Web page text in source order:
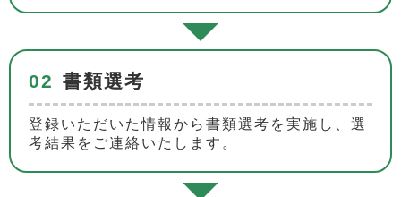
02 書類選考
登録いただいた情報から書類選考を実施し、選
考結果をご連絡いたします。